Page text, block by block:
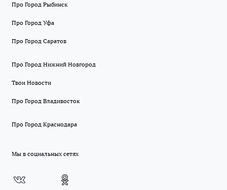
Про Город Рыбинск
Про Город Уфа
Про Город Саратов
Про Город Нижний Новгород
Твои Новости
Про Город Владивосток
Про Город Краснодара
Мы в социальных сетях